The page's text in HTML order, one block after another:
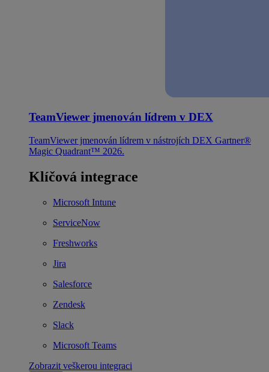
TeamViewer jmenován lídrem v DEX
TeamViewer jmenován lídrem v nástrojích DEX Gartner®
Magic Quadrant™ 2026.
Klíčová integrace
Microsoft Intune
ServiceNow
Freshworks
Jira
Salesforce
Zendesk
Slack
Microsoft Teams
Zobrazit veškerou integraci